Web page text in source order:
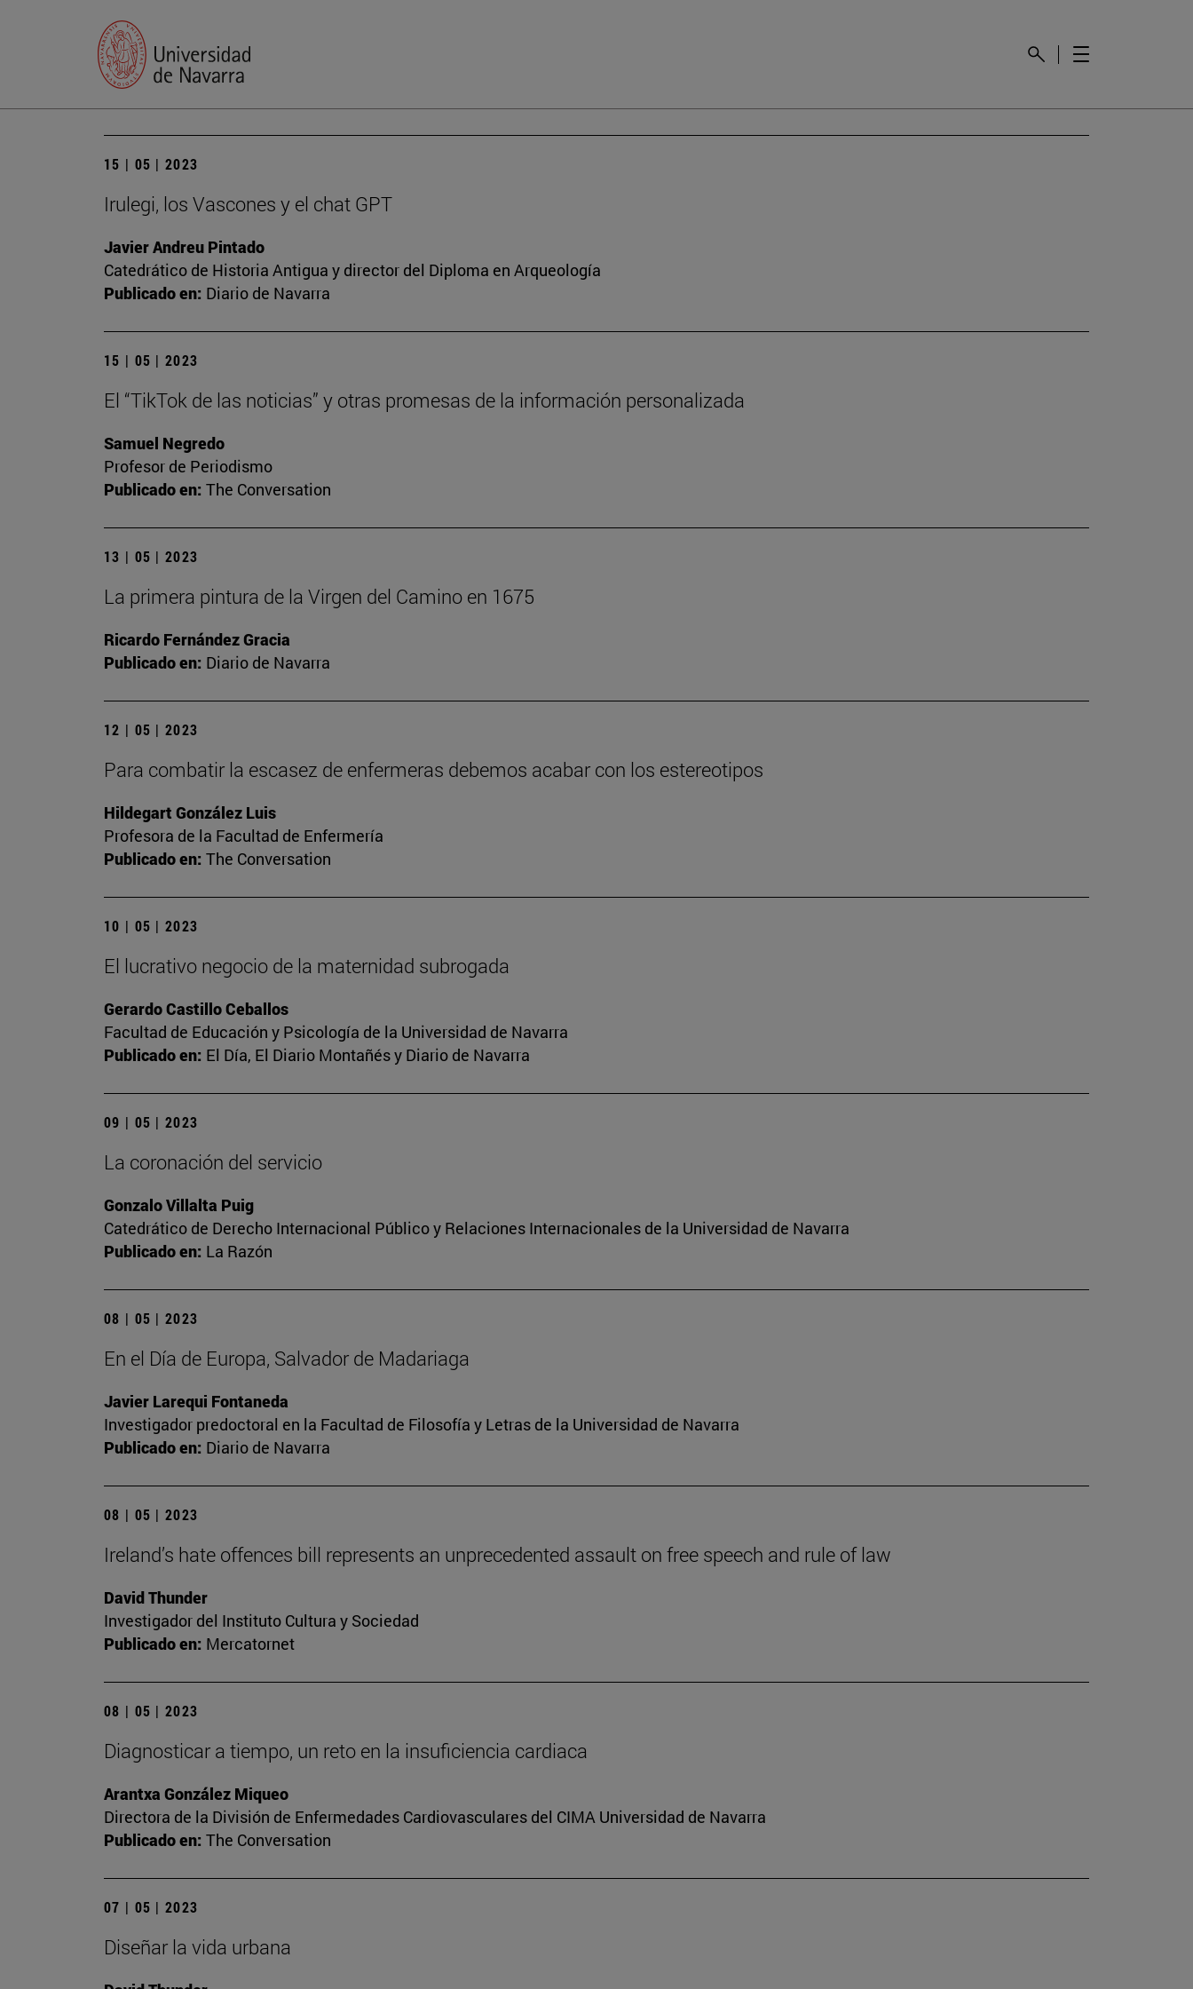
15 | 05 | 2023
Irulegi, los Vascones y el chat GPT
Javier Andreu Pintado
Catedrático de Historia Antigua y director del Diploma en Arqueología
Publicado en: Diario de Navarra
15 | 05 | 2023
El “TikTok de las noticias” y otras promesas de la información personalizada
Samuel Negredo
Profesor de Periodismo
Publicado en: The Conversation
13 | 05 | 2023
La primera pintura de la Virgen del Camino en 1675
Ricardo Fernández Gracia
Publicado en: Diario de Navarra
12 | 05 | 2023
Para combatir la escasez de enfermeras debemos acabar con los estereotipos
Hildegart González Luis
Profesora de la Facultad de Enfermería
Publicado en: The Conversation
10 | 05 | 2023
El lucrativo negocio de la maternidad subrogada
Gerardo Castillo Ceballos
Facultad de Educación y Psicología de la Universidad de Navarra
Publicado en: El Día, El Diario Montañés y Diario de Navarra
09 | 05 | 2023
La coronación del servicio
Gonzalo Villalta Puig
Catedrático de Derecho Internacional Público y Relaciones Internacionales de la Universidad de Navarra
Publicado en: La Razón
08 | 05 | 2023
En el Día de Europa, Salvador de Madariaga
Javier Larequi Fontaneda
Investigador predoctoral en la Facultad de Filosofía y Letras de la Universidad de Navarra
Publicado en: Diario de Navarra
08 | 05 | 2023
Ireland’s hate offences bill represents an unprecedented assault on free speech and rule of law
David Thunder
Investigador del Instituto Cultura y Sociedad
Publicado en: Mercatornet
08 | 05 | 2023
Diagnosticar a tiempo, un reto en la insuficiencia cardiaca
Arantxa González Miqueo
Directora de la División de Enfermedades Cardiovasculares del CIMA Universidad de Navarra
Publicado en: The Conversation
07 | 05 | 2023
Diseñar la vida urbana